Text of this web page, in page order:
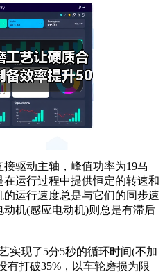
驱动主轴，峰值功率为19马
运行过程中提供恒定的转速和
运行速度总是与它们的同步速
机(感应电动机)则总是有滞后
现了5分5秒的循环时间(不加
有打破35%，以车轮磨损为限